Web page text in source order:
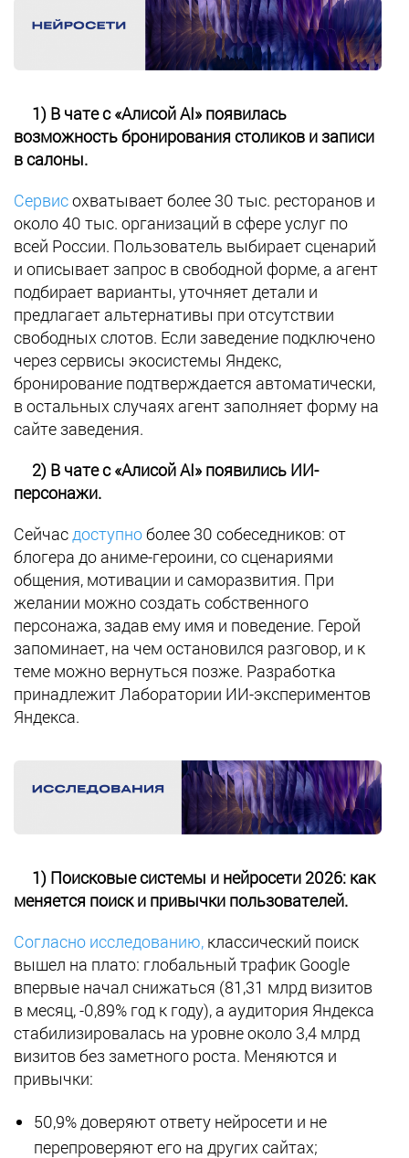
1) В чате с «Алисой AI» появилась
возможность бронирования столиков и записи
в салоны.
Сервисохватывает более 30 тыс. ресторанов и
около 40 тыс. организаций в сфере услуг по
всей России. Пользователь выбирает сценарий
и описывает запрос в свободной форме, а агент
подбирает варианты, уточняет детали и
предлагает альтернативы при отсутствии
свободных слотов. Если заведение подключено
через сервисы экосистемы Яндекс,
бронирование подтверждается автоматически,
в остальных случаях агент заполняет форму на
сайте заведения.
2) В чате с «Алисой AI» появились ИИ-
персонажи.
Сейчасдоступноболее 30 собеседников: от
блогера до аниме-героини, со сценариями
общения, мотивации и саморазвития. При
желании можно создать собственного
персонажа, задав ему имя и поведение. Герой
запоминает, на чем остановился разговор, и к
теме можно вернуться позже. Разработка
принадлежит Лаборатории ИИ-экспериментов
Яндекса.
1) Поисковые системы и нейросети 2026: как
меняется поиск и привычки пользователей.
Согласно исследованию, классический поиск
вышел на плато: глобальный трафик Google
впервые начал снижаться (81,31 млрд визитов
в месяц, -0,89% год к году), а аудитория Яндекса
стабилизировалась на уровне около 3,4 млрд
визитов без заметного роста. Меняются и
привычки:
50,9% доверяют ответу нейросети и не
перепроверяют его на других сайтах;